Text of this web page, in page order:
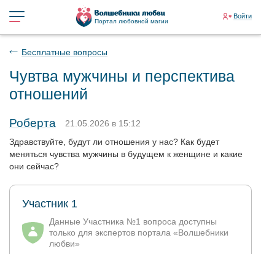
Портал любовной магии
Войти
Бесплатные вопросы
Чувтва мужчины и перспектива
отношений
Роберта
21.05.2026 в 15:12
Здравствуйте, будут ли отношения у нас? Как будет
меняться чувства мужчины в будущем к женщине и какие
они сейчас?
Участник 1
Данные Участника №1 вопроса доступны
только для экспертов портала «Волшебники
любви»